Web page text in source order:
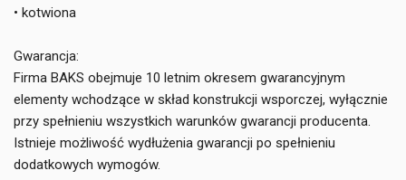
• kotwiona
Gwarancja:
Firma BAKS obejmuje 10 letnim okresem gwarancyjnym
elementy wchodzące w skład konstrukcji wsporczej, wyłącznie
przy spełnieniu wszystkich warunków gwarancji producenta.
Istnieje możliwość wydłużenia gwarancji po spełnieniu
dodatkowych wymogów.